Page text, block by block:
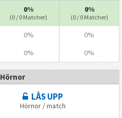
0%
(0 / 0 Matcher)
0%
(0 / 0 Matcher)
0% 0%
0% 0%
Hörnor
LÅS UPP
Hörnor / match